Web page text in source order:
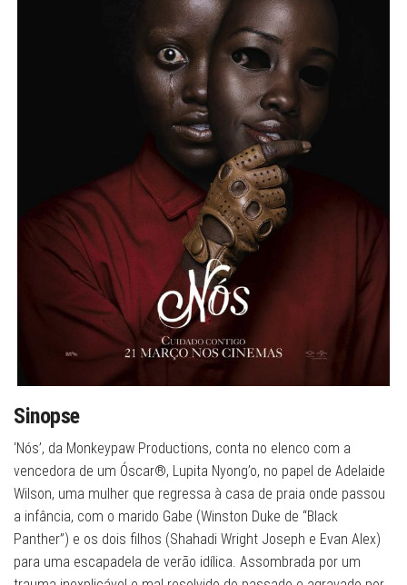
Sinopse
‘Nós’, da Monkeypaw Productions, conta no elenco com a
vencedora de um Óscar®, Lupita Nyong’o, no papel de Adelaide
Wilson, uma mulher que regressa à casa de praia onde passou
a infância, com o marido Gabe (Winston Duke de “Black
Panther”) e os dois filhos (Shahadi Wright Joseph e Evan Alex)
para uma escapadela de verão idílica. Assombrada por um